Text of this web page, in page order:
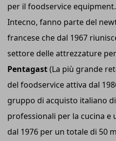
per il foodservice
Intecno, fanno parte del
francese che dal 1967
settore delle attrezzature
Pentagast(La più grande
del foodservice attiva dal
gruppo di acquisto italiano
professionali per la cucina
dal 1976 per un totale di 50